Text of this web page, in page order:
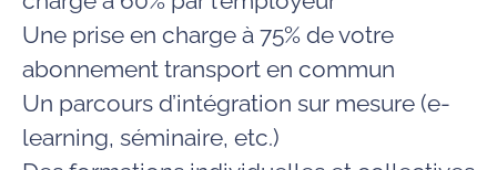
Une prise en charge à 75% de votre
abonnement transport en commun
Un parcours d’intégration sur mesure (e-
learning, séminaire, etc.)